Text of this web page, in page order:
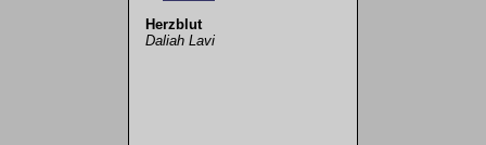
Herzblut
Daliah Lavi